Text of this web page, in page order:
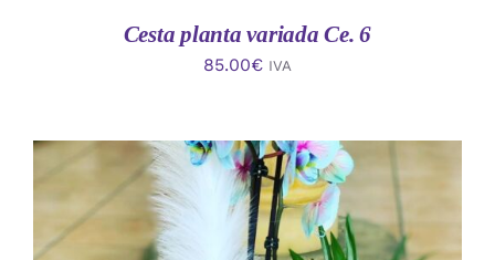
Cesta planta variada Ce. 6
85.00€ IVA